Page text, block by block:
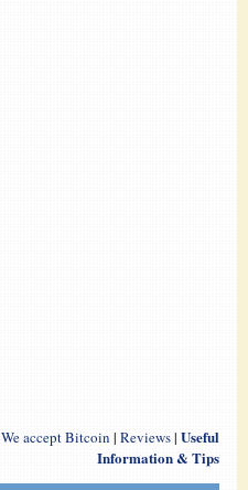
We accept Bitcoin | Reviews| Useful
Information & Tips